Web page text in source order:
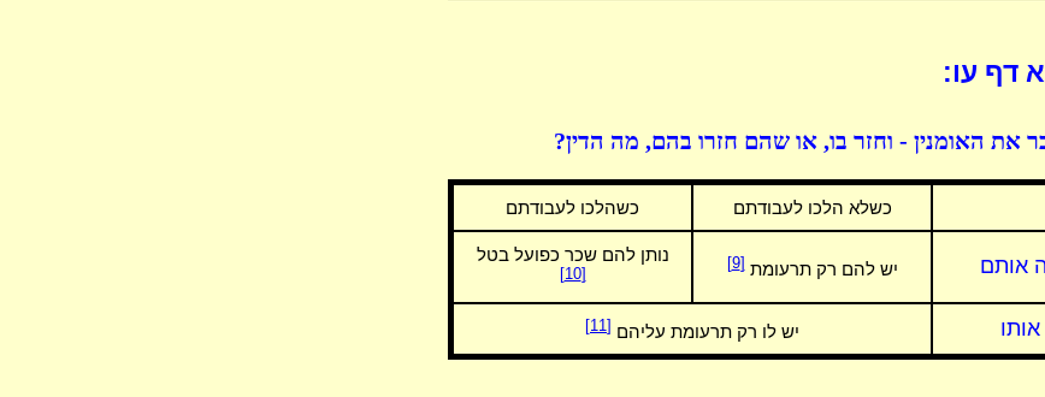
דף עו:
את האומנין - וחזר בו, או שהם חזרו בהם, מה הדין?
כשלא הלכו לעבודתם כשהלכו לעבודתם
אותם יש להם רק תרעומת[9] נותן להם שכר כפועל בטל
[10]
יש לו רק תרעומת עליהם [11]